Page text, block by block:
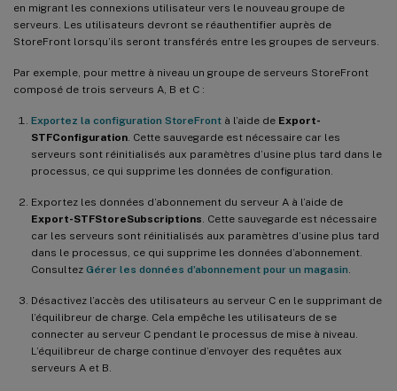
en migrant les connexions utilisateur vers le nouveau groupe de
serveurs. Les utilisateurs devront se réauthentifier auprès de
StoreFront lorsqu’ils seront transférés entre les groupes de serveurs.
Par exemple, pour mettre à niveau un groupe de serveurs StoreFront
composé de trois serveurs A, B et C :
Exportez la configuration StoreFront à l’aide de Export-
STFConfiguration . Cette sauvegarde est nécessaire car les
serveurs sont réinitialisés aux paramètres d’usine plus tard dans le
processus, ce qui supprime les données de configuration.
Exportez les données d’abonnement du serveur A à l’aide de
Export-STFStoreSubscriptions . Cette sauvegarde est nécessaire
car les serveurs sont réinitialisés aux paramètres d’usine plus tard
dans le processus, ce qui supprime les données d’abonnement.
Consultez Gérer les données d’abonnement pour un magasin
Désactivez l’accès des utilisateurs au serveur C en le supprimant de
l’équilibreur de charge. Cela empêche les utilisateurs de se
connecter au serveur C pendant le processus de mise à niveau.
L’équilibreur de charge continue d’envoyer des requêtes aux
serveurs A et B.